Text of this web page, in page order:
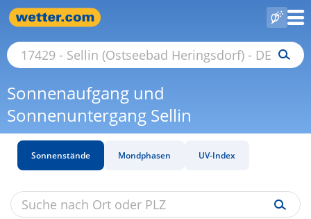
Sonnenaufgang und
Sonnenuntergang Sellin
Sonnenstände Mondphasen UV-Index